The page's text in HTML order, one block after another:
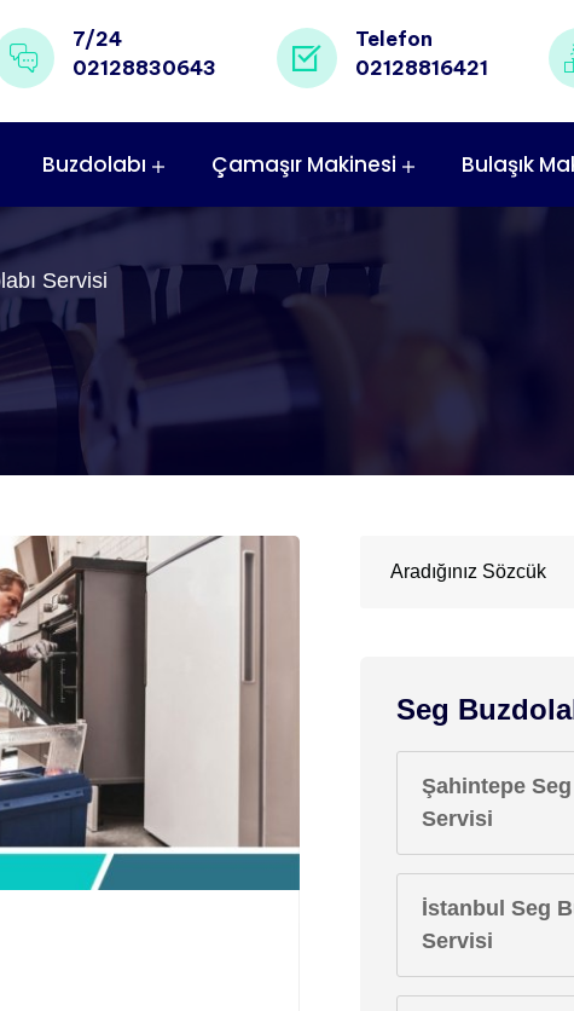
7/24
02128830643
Telefon
02128816421
Buzdolabı Çamaşır Makinesi Bulaşık
Servisi
Seg
Şahintepe
Servisi
İstanbul Seg
Servisi